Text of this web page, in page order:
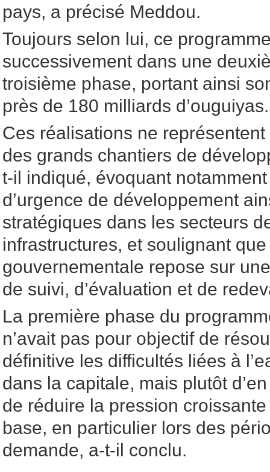
pays, a précisé Meddou.
Toujours selon lui, ce
successivement dans une
troisième phase, portant ainsi
près de 180 milliards d’ouguiyas.
Ces réalisations ne représentent
des grands chantiers de
t-il indiqué, évoquant
d’urgence de développement
stratégiques dans les secteurs
infrastructures, et soulignant que
gouvernementale repose sur
de suivi, d’évaluation et de
La première phase du
n’avait pas pour objectif de
définitive les difficultés liées à
dans la capitale, mais plutôt
de réduire la pression
base, en particulier lors des
demande, a-t-il conclu.